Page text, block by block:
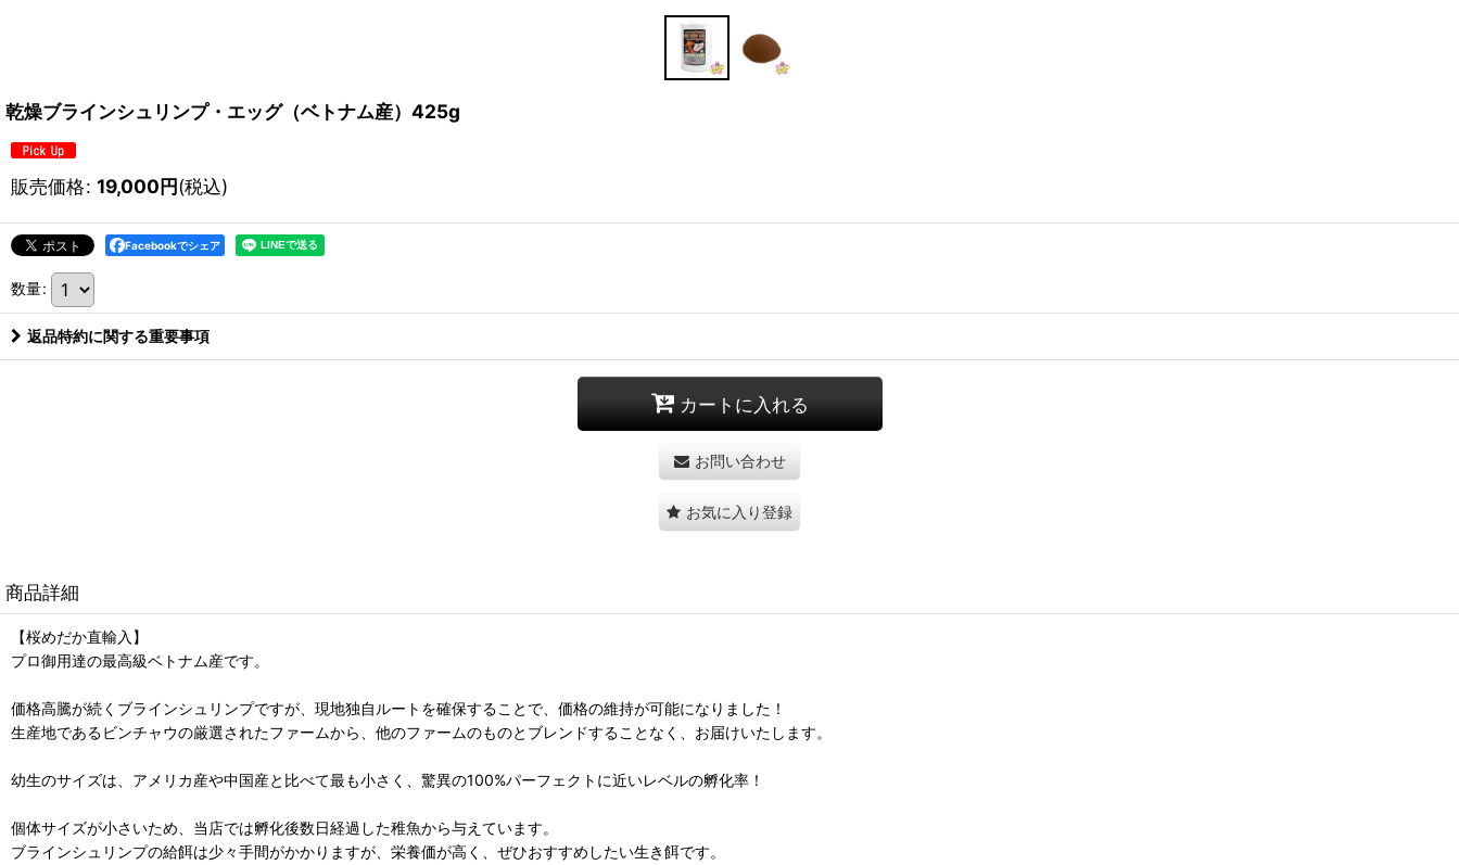
乾燥ブラインシュリンプ・エッグ（ベトナム産）425g
販売価格: 19,000円(税込)
Facebookでシェア
数量:
返品特約に関する重要事項
カートに入れる
お問い合わせ
お気に入り登録
商品詳細
【桜めだか直輸入】
プロ御用達の最高級ベトナム産です。
価格高騰が続くブラインシュリンプですが、現地独自ルートを確保することで、価格の維持が可能になりました！
生産地であるビンチャウの厳選されたファームから、他のファームのものとブレンドすることなく、お届けいたします。
幼生のサイズは、アメリカ産や中国産と比べて最も小さく、驚異の100%パーフェクトに近いレベルの孵化率！
個体サイズが小さいため、当店では孵化後数日経過した稚魚から与えています。
ブラインシュリンプの給餌は少々手間がかかりますが、栄養価が高く、ぜひおすすめしたい生き餌です。